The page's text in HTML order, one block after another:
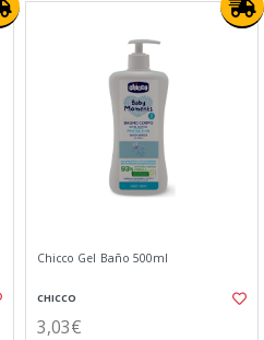
Chicco Gel Baño 500ml
CHICCO
3,03€